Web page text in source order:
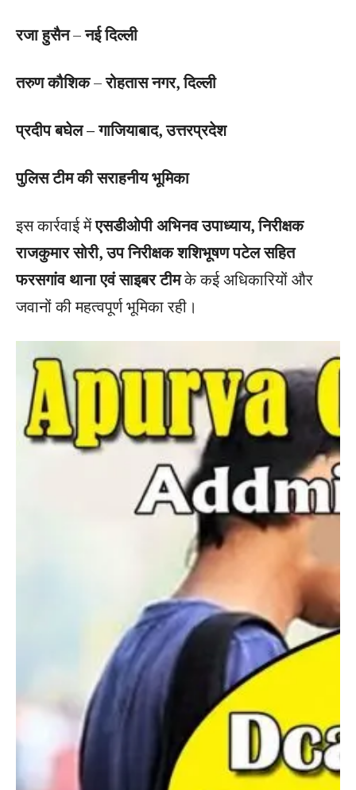
रजा हुसैन–नई दिल्ली
तरुण कौशिक–रोहतास नगर, दिल्ली
प्रदीप बघेल – गाजियाबाद, उत्तरप्रदेश
पुलिस टीम की सराहनीय भूमिका
इस कार्रवाई मेंएसडीओपी अभिनव उपाध्याय, निरीक्षक
राजकुमार सोरी, उप निरीक्षक शशिभूषण पटेल सहित
फरसगांव थाना एवं साइबर टीमके कई अधिकारियों और
जवानों की महत्वपूर्ण भूमिका रही।